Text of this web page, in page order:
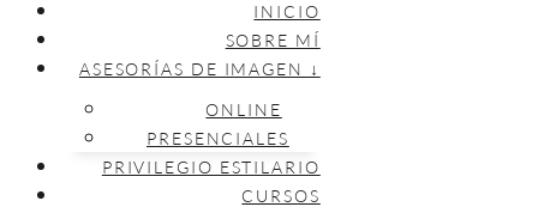
INICIO
SOBRE MÍ
ASESORÍAS DE IMAGEN ↓
ONLINE
PRESENCIALES
PRIVILEGIO ESTILARIO
CURSOS